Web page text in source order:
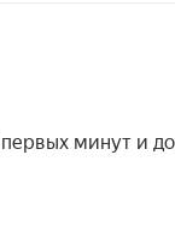
минут и